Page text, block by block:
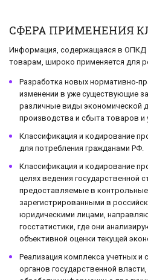
СФЕРА ПРИМЕНЕНИЯ
Информация, содержащаяся в ОПКД
товарам, широко применяется для
Разработка новых нормативно-
изменении в уже существующие
различные виды экономической
производства и сбыта товаров и
Классификация и кодирование
для потребления гражданами РФ.
Классификация и кодирование
целях ведения государственной
предоставляемые в
зарегистрированными в
юридическими лицами,
госстатистики, где они
объективной оценки текущей
Реализация комплекса учетных и
органов государственной